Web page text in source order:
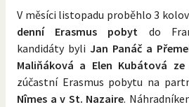
V měsíci listopadu proběhlo 3
denní Erasmus pobyt do
kandidáty byli Jan Panáč a
Maliňáková a Elen Kubátová ze
zúčastní Erasmus pobytu na
Nîmes a v St. Nazaire.